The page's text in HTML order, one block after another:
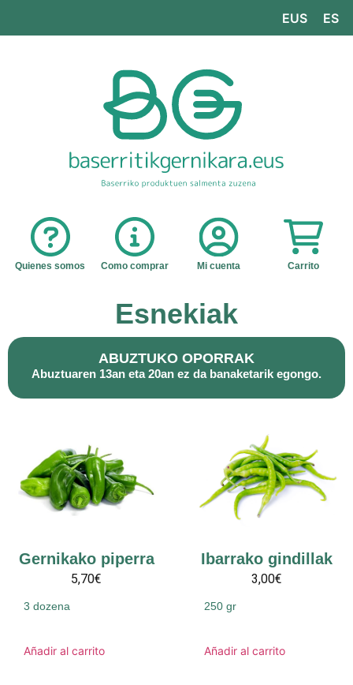
EUS ES
Quienes somos Como comprar Mi cuenta Carrito
Esnekiak
ABUZTUKO OPORRAK
Abuztuaren 13an eta 20an ez da banaketarik egongo.
Gernikako piperra
5,70€
3 dozena
Añadir al carrito
Ibarrako gindillak
3,00€
250 gr
Añadir al carrito